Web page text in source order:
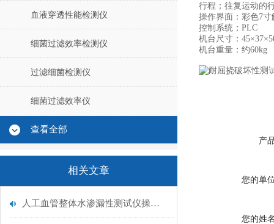
血液穿透性能检测仪
细菌过滤效率检测仪
过滤细菌检测仪
细菌过滤效率仪
查看全部
相关文章
人工血管整体水渗漏性测试仪操作中最容易出错的步骤
行程；往复运动的
操作界面：彩色7
控制系统；PLC
机台尺寸：
机台重量：约60kg
产
您的单
您的姓